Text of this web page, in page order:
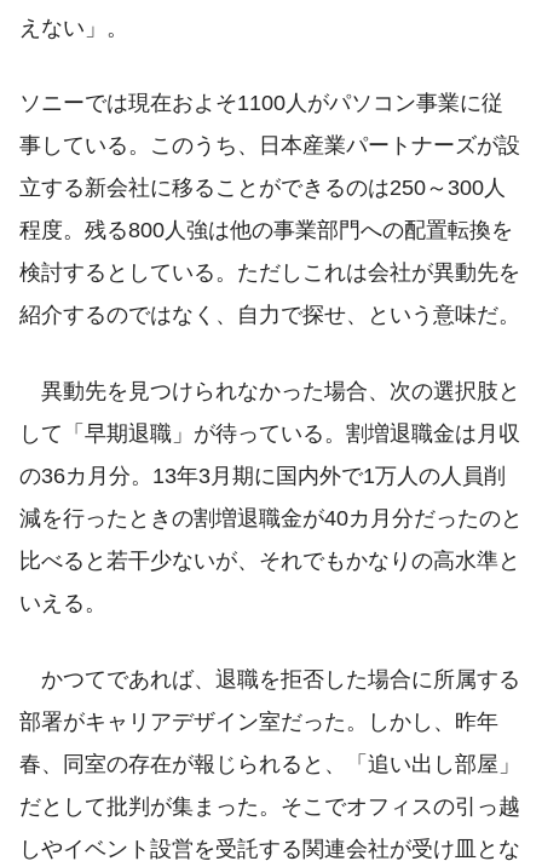
えない」。
ソニーでは現在およそ1100人がパソコン事業に従
事している。このうち、日本産業パートナーズが設
立する新会社に移ることができるのは250～300人
程度。残る800人強は他の事業部門への配置転換を
検討するとしている。ただしこれは会社が異動先を
紹介するのではなく、自力で探せ、という意味だ。
異動先を見つけられなかった場合、次の選択肢と
して「早期退職」が待っている。割増退職金は月収
の36カ月分。13年3月期に国内外で1万人の人員削
減を行ったときの割増退職金が40カ月分だったのと
比べると若干少ないが、それでもかなりの高水準と
いえる。
かつてであれば、退職を拒否した場合に所属する
部署がキャリアデザイン室だった。しかし、昨年
春、同室の存在が報じられると、「追い出し部屋」
だとして批判が集まった。そこでオフィスの引っ越
しやイベント設営を受託する関連会社が受け皿とな